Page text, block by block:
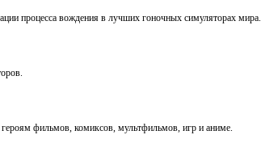
процесса вождения в лучших гоночных симуляторах мира.
фильмов, комиксов, мультфильмов, игр и аниме.